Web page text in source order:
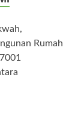
Rumah